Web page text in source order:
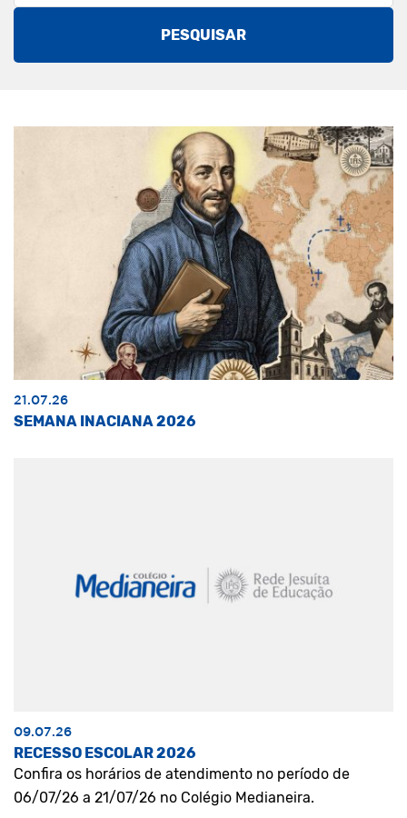
PESQUISAR
21.07.26
SEMANA INACIANA 2026
09.07.26
RECESSO ESCOLAR 2026
Confira os horários de atendimento no período de
06/07/26 a 21/07/26 no Colégio Medianeira.